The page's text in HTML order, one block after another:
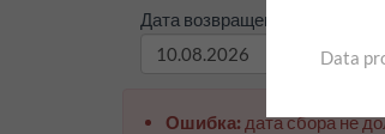
Дата возвращения:
Ошибка: дата сбора не
Data